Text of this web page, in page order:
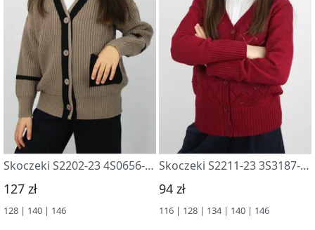
Skoczeki S2202-23 4S0656-D43 bledno-korichnevyj
127 zł
128 | 140 | 146
Skoczeki S2211-23 3S3187-D43 bordovaya roza
94 zł
116 | 128 | 134 | 140 | 146